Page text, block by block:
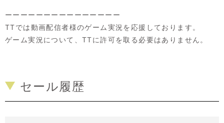
ーーーーーーーーーーーーーーー
TTでは動画配信者様のゲーム実況を応援しております。
ゲーム実況について、TTに許可を取る必要はありません。
セール履歴